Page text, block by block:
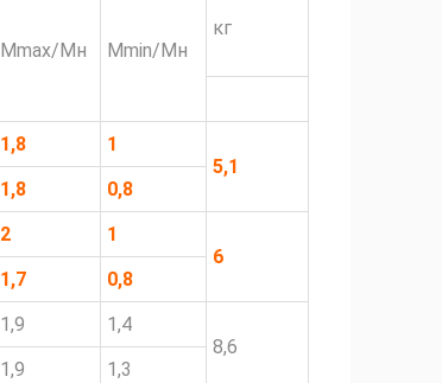
Мmax/Мн Мmin/Мн
кг
1,8
1
5,1
1,8 0,8
2
1
6
1,7 0,8
1,9
1,4
8,6
1,9 1,3